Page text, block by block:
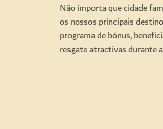
Não importa que cidade
os nossos principais
programa de bónus,
resgate atractivas durante